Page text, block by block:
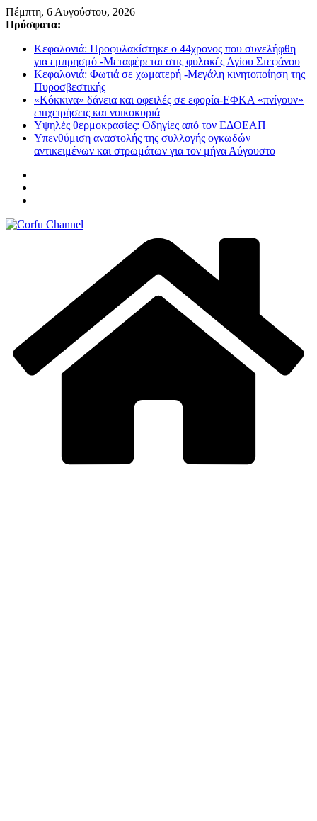
Μετάβαση
σε
Πέμπτη, 6 Αυγούστου, 2026
Πρόσφατα:
Κεφαλονιά: Προφυλακίστηκε ο 44χρονος που συνελήφθη
για εμπρησμό -Μεταφέρεται στις φυλακές Αγίου Στεφάνου
Κεφαλονιά: Φωτιά σε χωματερή -Μεγάλη κινητοποίηση της
Πυροσβεστικής
«Κόκκινα» δάνεια και οφειλές σε εφορία-ΕΦΚΑ «πνίγουν»
επιχειρήσεις και νοικοκυριά
Υψηλές θερμοκρασίες: Οδηγίες από τον ΕΔΟΕΑΠ
Υπενθύμιση αναστολής της συλλογής ογκωδών
αντικειμένων και στρωμάτων για τον μήνα Αύγουστο